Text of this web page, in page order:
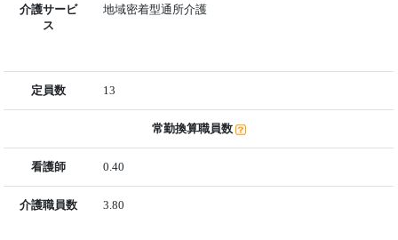
介護サービ
ス
地域密着型通所介護
定員数 13
常勤換算職員数
看護師 0.40
介護職員数 3.80